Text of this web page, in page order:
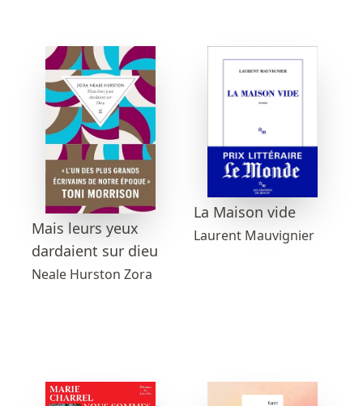
Mais leurs yeux
dardaient sur dieu
Neale Hurston Zora
La Maison vide
Laurent Mauvignier